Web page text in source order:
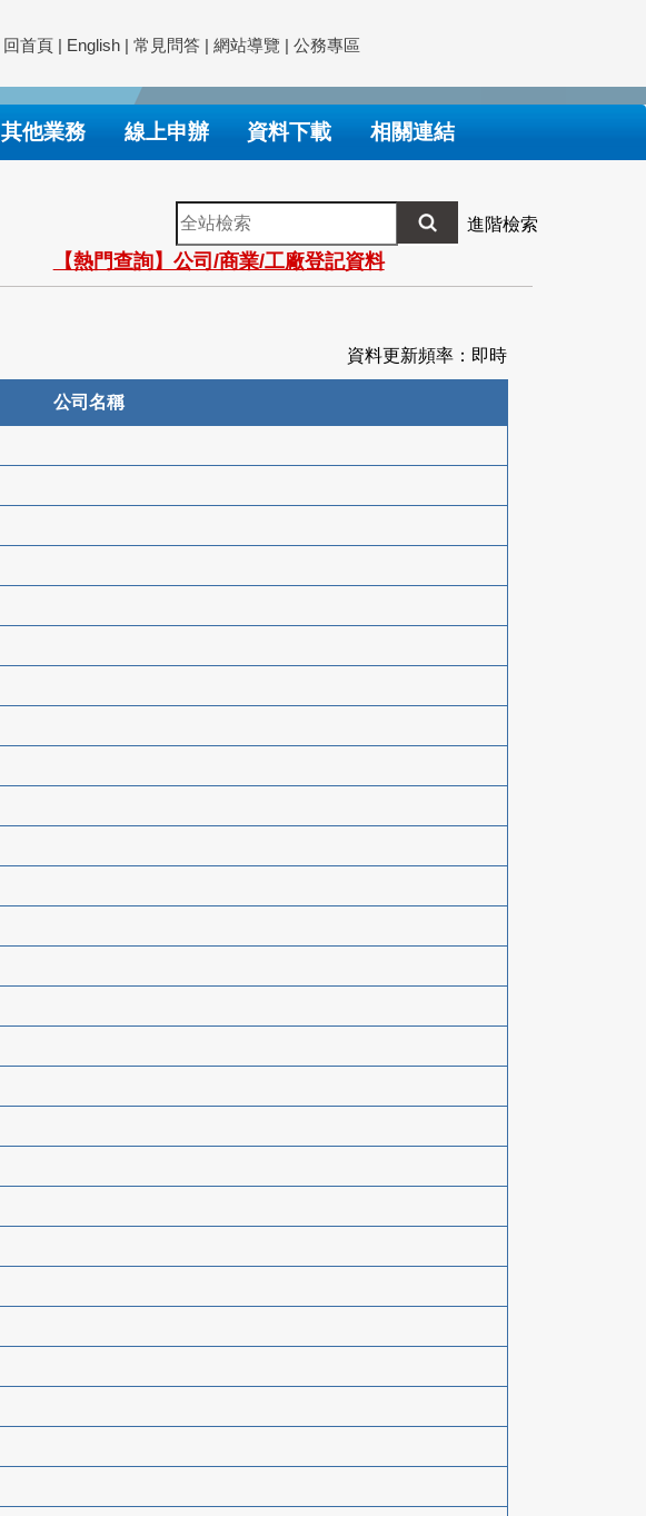
回首頁 | English | 常見問答 | 網站導覽 | 公務專區
其他業務 線上申辦 資料下載 相關連結
全
站
檢
索
進階檢索
【熱門查詢】公司/商業/工廠登記資料
資料更新頻率：即時
公司名稱